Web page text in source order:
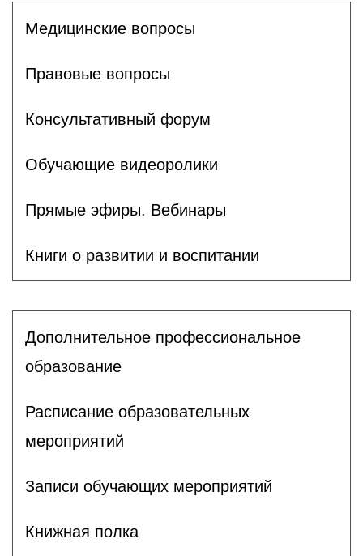
Медицинские вопросы
Правовые вопросы
Консультативный форум
Обучающие видеоролики
Прямые эфиры. Вебинары
Книги о развитии и воспитании
Дополнительное профессиональное
образование
Расписание образовательных
мероприятий
Записи обучающих мероприятий
Книжная полка